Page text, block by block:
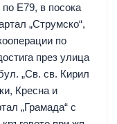
по Е79, в посока
„Струмско“,
по
през улица
„Св. св. Кирил
Кресна и
„Грамада“ с